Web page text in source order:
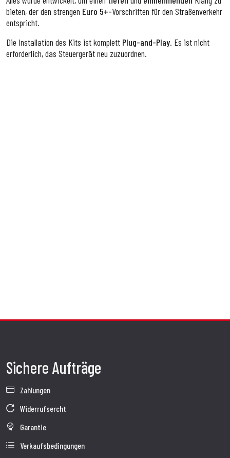
bieten, der den strengen Euro 5+-Vorschriften für den Straßenverkehr
entspricht.
Die Installation des Kits ist komplett Plug-and-Play. Es ist nicht
erforderlich, das Steuergerät neu zuzuordnen.
Sichere Aufträge
Zahlungen
Widerrufsercht
Garantie
Verkaufsbedingungen